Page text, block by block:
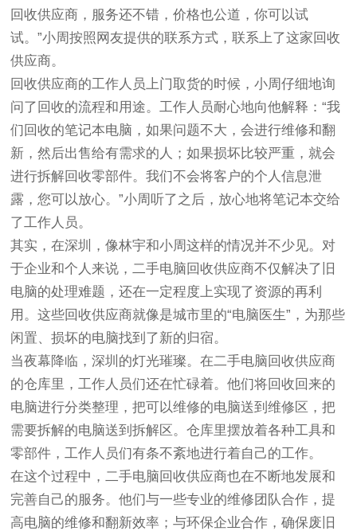
回收供应商，服务还不错，价格也公道，你可以试
试。”小周按照网友提供的联系方式，联系上了这家回收
供应商。
回收供应商的工作人员上门取货的时候，小周仔细地询
问了回收的流程和用途。工作人员耐心地向他解释：“我
们回收的笔记本电脑，如果问题不大，会进行维修和翻
新，然后出售给有需求的人；如果损坏比较严重，就会
进行拆解回收零部件。我们不会将客户的个人信息泄
露，您可以放心。”小周听了之后，放心地将笔记本交给
了工作人员。
其实，在深圳，像林宇和小周这样的情况并不少见。对
于企业和个人来说，二手电脑回收供应商不仅解决了旧
电脑的处理难题，还在一定程度上实现了资源的再利
用。这些回收供应商就像是城市里的“电脑医生”，为那些
闲置、损坏的电脑找到了新的归宿。
当夜幕降临，深圳的灯光璀璨。在二手电脑回收供应商
的仓库里，工作人员们还在忙碌着。他们将回收回来的
电脑进行分类整理，把可以维修的电脑送到维修区，把
需要拆解的电脑送到拆解区。仓库里摆放着各种工具和
零部件，工作人员们有条不紊地进行着自己的工作。
在这个过程中，二手电脑回收供应商也在不断地发展和
完善自己的服务。他们与一些专业的维修团队合作，提
高电脑的维修和翻新效率；与环保企业合作，确保废旧